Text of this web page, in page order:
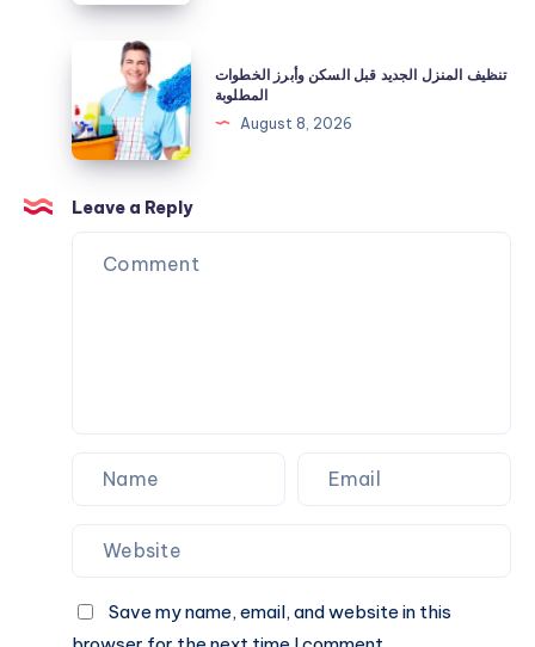
المناسب
الاستهلاك
المرتفع
المنزل
الجديد
قبل
السكن
وأبرز
الخطوات
المطلوبة
تنظيف المنزل الجديد قبل السكن وأبرز الخطوات
المطلوبة
August 8, 2026
Leave a Reply
Save my name, email, and website in this